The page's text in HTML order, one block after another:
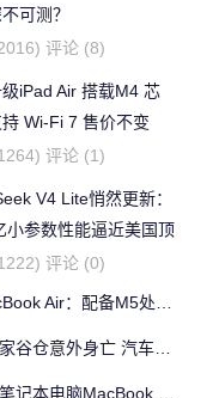
可测？
评论 (8)
iPad Air 搭载M4 芯
Wi‑Fi 7 售价不变
评论 (1)
V4 Lite悄然更新：
小参数性能逼近美国顶
评论 (0)
处理器 性能、存储与 AI 全面升级
身亡 汽车搭电时突然自燃
Neo 起售价599美元